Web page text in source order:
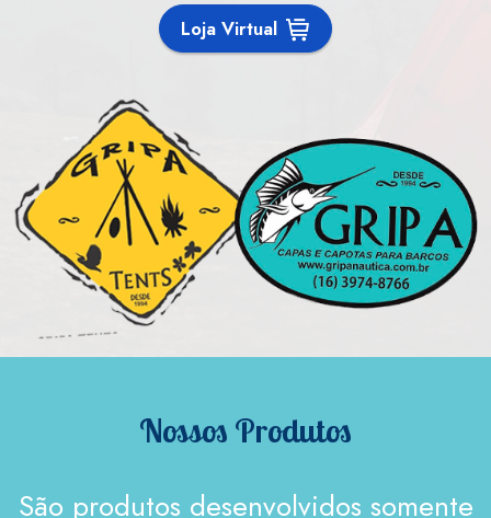
Loja Virtual
Nossos Produtos
São produtos desenvolvidos somente